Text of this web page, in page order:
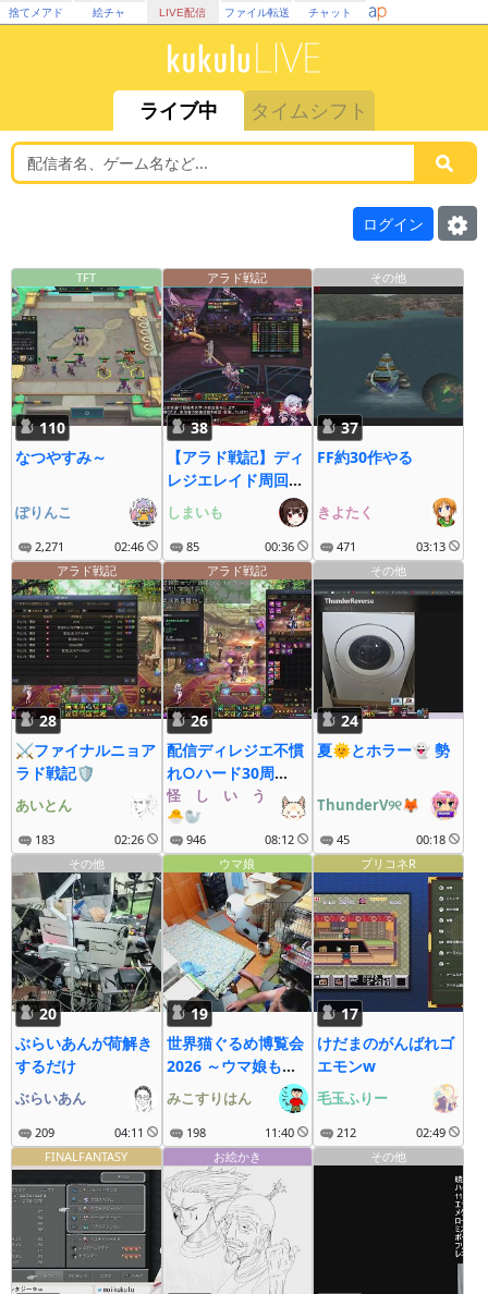
捨てメアド 絵チャ LIVE配信 ファイル転送 チャット
ライブ中 タイムシフト
ログイン
TFT
110
なつやすみ～
ぽりんこ
2,271 02:46
アラド戦記
38
【アラド戦記】ディ
レジエレイド周回
（しまいもディレ
H）
しまいも
85 00:36
その他
37
FF約30作やる
きよたく
471
03:13
アラド戦記
28
⚔ファイナルニョア
ラド戦記🛡
あいとん
183 02:26
アラド戦記
26
配信ディレジエ不慣
れ○ハード30周
12：30～
怪゚し゚い゚う゚な゚ぎ゚
🐣🦭
946 08:12
その他
24
夏🌞とホラー👻 勢
ThunderV୨୧🦊
45
00:18
その他
20
ぶらいあんが荷解き
するだけ
ぶらいあん
209 04:11
ウマ娘
19
世界猫ぐるめ博覧会
2026 ～ウマ娘も大
疾走にゃ～
みこすりはん
198 11:40
プリコネR
17
けだまのがんばれゴ
エモンw
毛玉ふりー
212
02:49
FINALFANTASY
お絵かき その他